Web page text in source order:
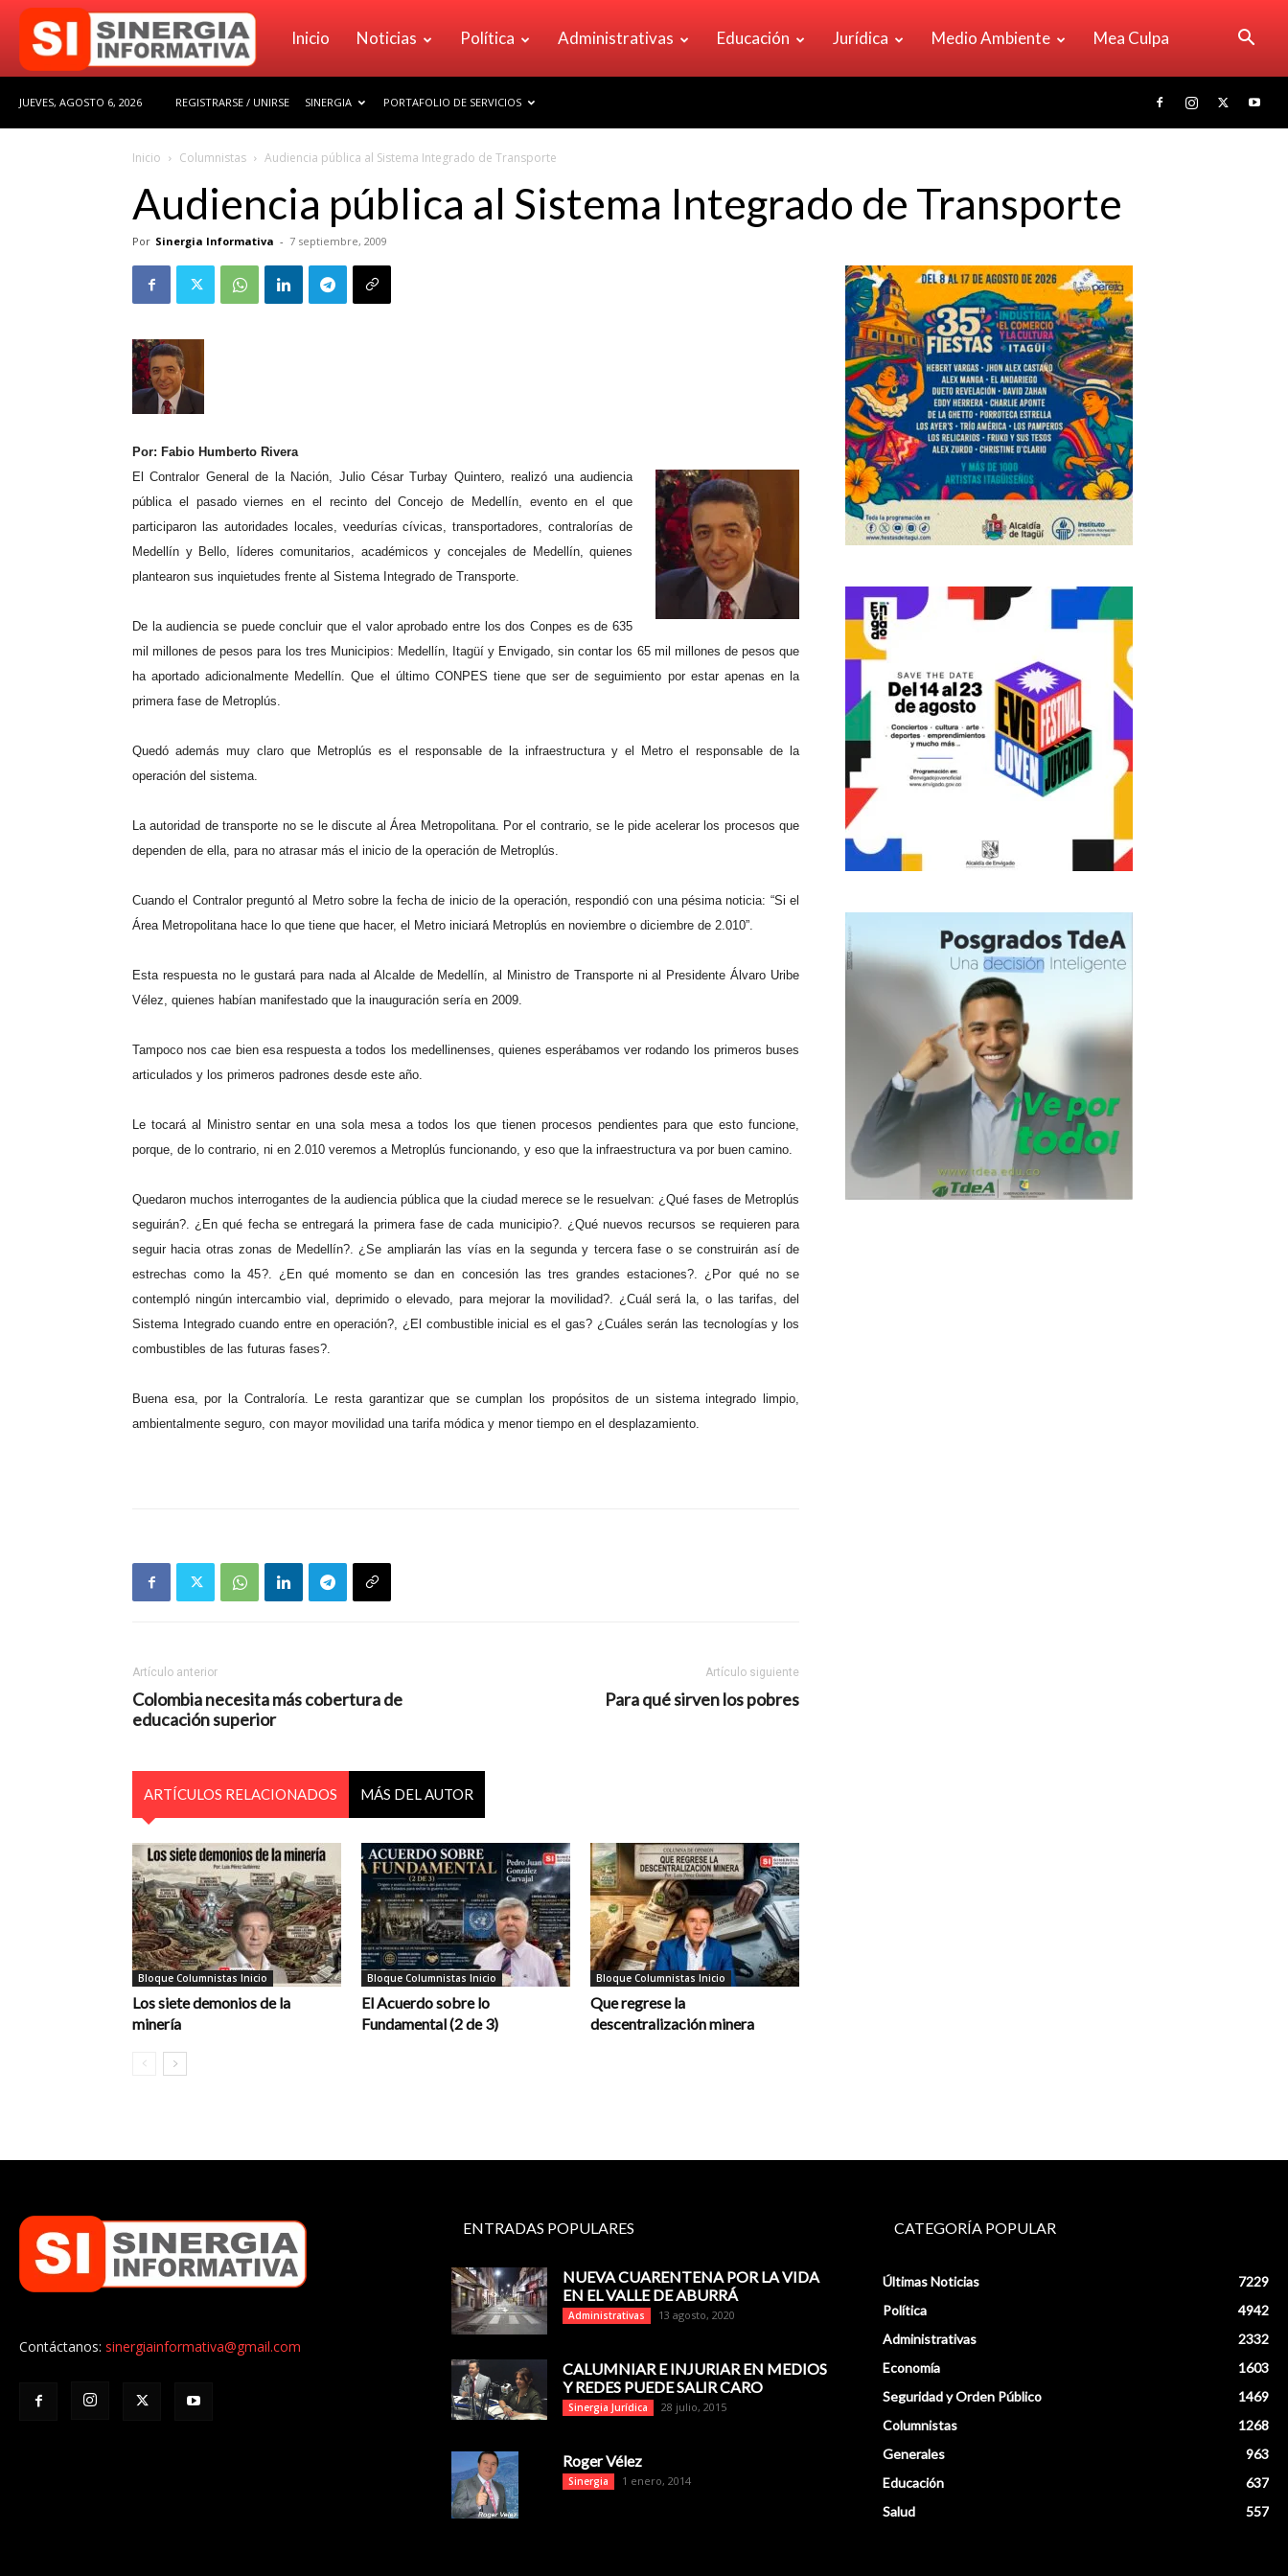
Sinergia
Inicio Noticias Política Administrativas Educación Jurídica Medio Ambiente Mea Culpa
JUEVES, AGOSTO 6, 2026 REGISTRARSE / UNIRSE SINERGIA PORTAFOLIO DE SERVICIOS
Inicio Columnistas Audiencia pública al Sistema Integrado de Transporte
Audiencia pública al Sistema Integrado de Transporte
Por Sinergia Informativa - 7 septiembre, 2009
Por: Fabio Humberto Rivera
El Contralor General de la Nación, Julio César Turbay Quintero, realizó una audiencia
pública el pasado viernes en el recinto del Concejo de Medellín, evento en el que
participaron las autoridades locales, veedurías cívicas, transportadores, contralorías de
Medellín y Bello, líderes comunitarios, académicos y concejales de Medellín, quienes
plantearon sus inquietudes frente al Sistema Integrado de Transporte.
De la audiencia se puede concluir que el valor aprobado entre los dos Conpes es de 635
mil millones de pesos para los tres Municipios: Medellín, Itagüí y Envigado, sin contar los 65 mil millones de pesos que
ha aportado adicionalmente Medellín. Que el último CONPES tiene que ser de seguimiento por estar apenas en la
primera fase de Metroplús.
Quedó además muy claro que Metroplús es el responsable de la infraestructura y el Metro el responsable de la
operación del sistema.
La autoridad de transporte no se le discute al Área Metropolitana. Por el contrario, se le pide acelerar los procesos que
dependen de ella, para no atrasar más el inicio de la operación de Metroplús.
Cuando el Contralor preguntó al Metro sobre la fecha de inicio de la operación, respondió con una pésima noticia: “Si el
Área Metropolitana hace lo que tiene que hacer, el Metro iniciará Metroplús en noviembre o diciembre de 2.010”.
Esta respuesta no le gustará para nada al Alcalde de Medellín, al Ministro de Transporte ni al Presidente Álvaro Uribe
Vélez, quienes habían manifestado que la inauguración sería en 2009.
Tampoco nos cae bien esa respuesta a todos los medellinenses, quienes esperábamos ver rodando los primeros buses
articulados y los primeros padrones desde este año.
Le tocará al Ministro sentar en una sola mesa a todos los que tienen procesos pendientes para que esto funcione,
porque, de lo contrario, ni en 2.010 veremos a Metroplús funcionando, y eso que la infraestructura va por buen camino.
Quedaron muchos interrogantes de la audiencia pública que la ciudad merece se le resuelvan: ¿Qué fases de Metroplús
seguirán?. ¿En qué fecha se entregará la primera fase de cada municipio?. ¿Qué nuevos recursos se requieren para
seguir hacia otras zonas de Medellín?. ¿Se ampliarán las vías en la segunda y tercera fase o se construirán así de
estrechas como la 45?. ¿En qué momento se dan en concesión las tres grandes estaciones?. ¿Por qué no se
contempló ningún intercambio vial, deprimido o elevado, para mejorar la movilidad?. ¿Cuál será la, o las tarifas, del
Sistema Integrado cuando entre en operación?, ¿El combustible inicial es el gas? ¿Cuáles serán las tecnologías y los
combustibles de las futuras fases?.
Buena esa, por la Contraloría. Le resta garantizar que se cumplan los propósitos de un sistema integrado limpio,
ambientalmente seguro, con mayor movilidad una tarifa módica y menor tiempo en el desplazamiento.
Artículo anterior
Colombia necesita más cobertura de
educación superior
Artículo siguiente
Para qué sirven los pobres
ARTÍCULOS RELACIONADOS MÁS DEL AUTOR
Bloque Columnistas Inicio
Los siete demonios de la
minería
Bloque Columnistas Inicio
El Acuerdo sobre lo
Fundamental (2 de 3)
Bloque Columnistas Inicio
Que regrese la
descentralización minera
Contáctanos: sinergiainformativa@gmail.com
ENTRADAS POPULARES
NUEVA CUARENTENA POR LA VIDA
EN EL VALLE DE ABURRÁ
Administrativas 13 agosto, 2020
CALUMNIAR E INJURIAR EN MEDIOS
Y REDES PUEDE SALIR CARO
Sinergia Jurídica 28 julio, 2015
Roger Vélez
Sinergia 1 enero, 2014
CATEGORÍA POPULAR
Últimas Noticias
7229
Política
4942
Administrativas
2332
Economía
1603
Seguridad y Orden Público
1469
Columnistas
1268
Generales
963
Educación
637
Salud
557